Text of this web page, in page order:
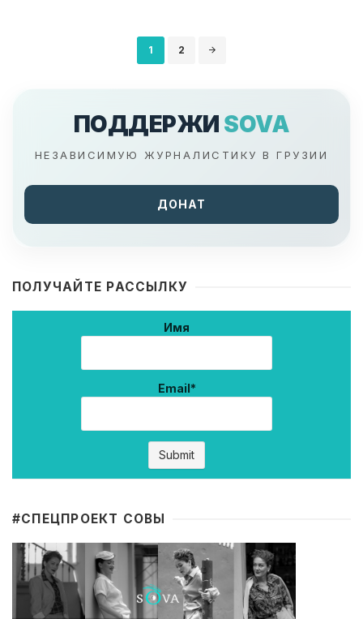
1 2
ПОДДЕРЖИ SOVA
НЕЗАВИСИМУЮ ЖУРНАЛИСТИКУ В ГРУЗИИ
ДОНАТ
ПОЛУЧАЙТЕ РАССЫЛКУ
Имя
Email*
#CПЕЦПРОЕКТ СОВЫ